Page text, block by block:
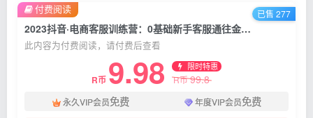
2023抖音·电商客服训练营：0基础新手客服通往金牌客服之路
此内容为付费阅读，请付费后查看
R币 9.98 限时特惠
R币99.8
永久VIP会员免费 年度VIP会员免费
付费阅读 已售 277